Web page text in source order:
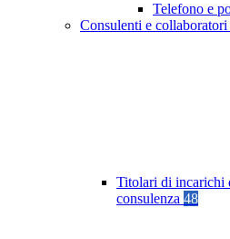
Telefono e
Consulenti e collaboratori
Titolari di incarichi
consulenza 48